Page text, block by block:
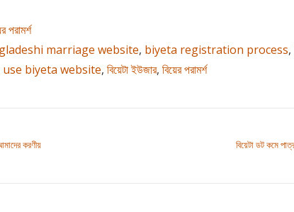
পরামর্শ
marriage website, biyeta registration process,
biyeta website, বিয়েটা ইউজার, বিয়ের পরামর্শ
করণীয় বিয়েটা ডট কমে